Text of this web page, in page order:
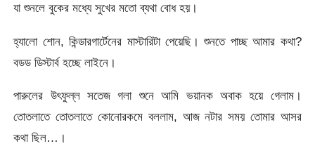
যা শুনলে বুকের মধ্যে সুখের মতো ব্যথা বোধ হয়।
হ্যালো শোন, কিন্ডারগার্টেনের মাস্টারিটা পেয়েছি। শুনতে পাচ্ছ আমার কথা?
বডড ডিস্টার্ব হচ্ছে লাইনে।
পারুলের উৎফুল্ল সতেজ গলা শুনে আমি ভয়ানক অবাক হয়ে গেলাম।
তোতলাতে তোতলাতে কোনোরকমে বললাম, আজ নটার সময় তোমার আসর
কথা ছিল…।